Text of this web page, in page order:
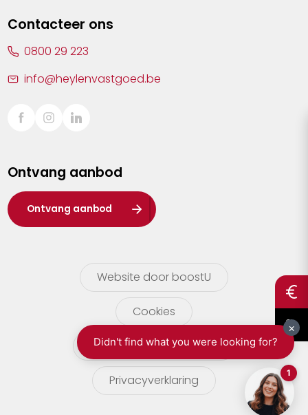
Sint-Truiden
Waasland
Wuustwezel
Zoersel
Contacteer ons
0800 29 223
info@heylenvastgoed.be
Ontvang aanbod
Ontvang aanbod
Website door boostU
Cookies
gebruikersvoorwaarden
Privacyverklaring